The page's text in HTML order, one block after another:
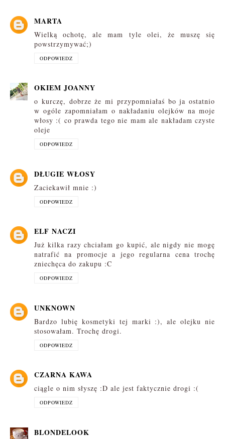
MARTA
Wielką ochotę, ale mam tyle olei, że muszę się
powstrzymywać;)
ODPOWIEDZ
OKIEM JOANNY
o kurczę, dobrze że mi przypomniałaś bo ja ostatnio
w ogóle zapomniałam o nakładaniu olejków na moje
włosy :( co prawda tego nie mam ale nakładam czyste
oleje
ODPOWIEDZ
DŁUGIE WŁOSY
Zaciekawił mnie :)
ODPOWIEDZ
ELF NACZI
Już kilka razy chciałam go kupić, ale nigdy nie mogę
natrafić na promocje a jego regularna cena trochę
zniechęca do zakupu :C
ODPOWIEDZ
UNKNOWN
Bardzo lubię kosmetyki tej marki :), ale olejku nie
stosowałam. Trochę drogi.
ODPOWIEDZ
CZARNA KAWA
ciągle o nim słyszę :D ale jest faktycznie drogi :(
ODPOWIEDZ
BLONDELOOK